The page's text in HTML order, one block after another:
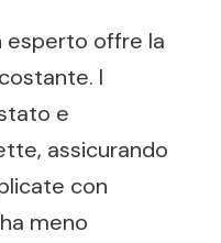
esperto offre la
I
e
assicurando
con
meno